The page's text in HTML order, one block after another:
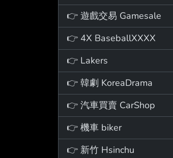
👉 遊戲交易 Gamesale
👉 4X BaseballXXXX
👉 Lakers
👉 韓劇 KoreaDrama
👉 汽車買賣 CarShop
👉 機車 biker
👉 新竹 Hsinchu